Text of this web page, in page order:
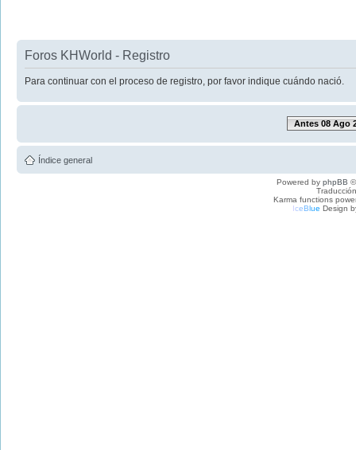
Foros KHWorld - Registro
Para continuar con el proceso de registro, por favor indique cuándo nació.
Antes 08 Ago
Índice general
Powered by phpBB
Karma functions
IceBlue Design